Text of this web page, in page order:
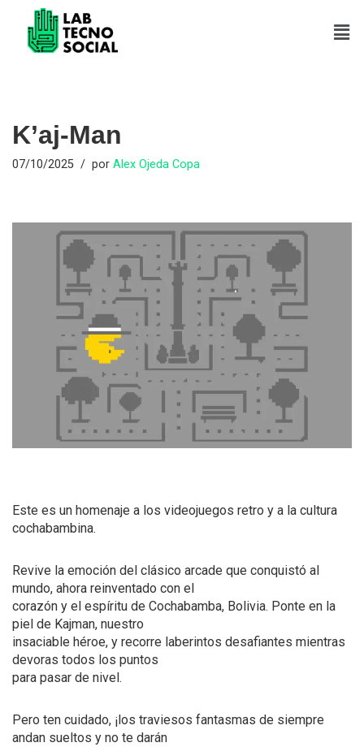
Saltar
K’aj-Man
07/10/2025 por Alex Ojeda Copa
Este es un homenaje a los videojuegos retro y a la cultura
cochabambina.
Revive la emoción del clásico arcade que conquistó al
mundo, ahora reinventado con el
corazón y el espíritu de Cochabamba, Bolivia. Ponte en la
piel de Kajman, nuestro
insaciable héroe, y recorre laberintos desafiantes mientras
devoras todos los puntos
para pasar de nivel.
Pero ten cuidado, ¡los traviesos fantasmas de siempre
andan sueltos y no te darán